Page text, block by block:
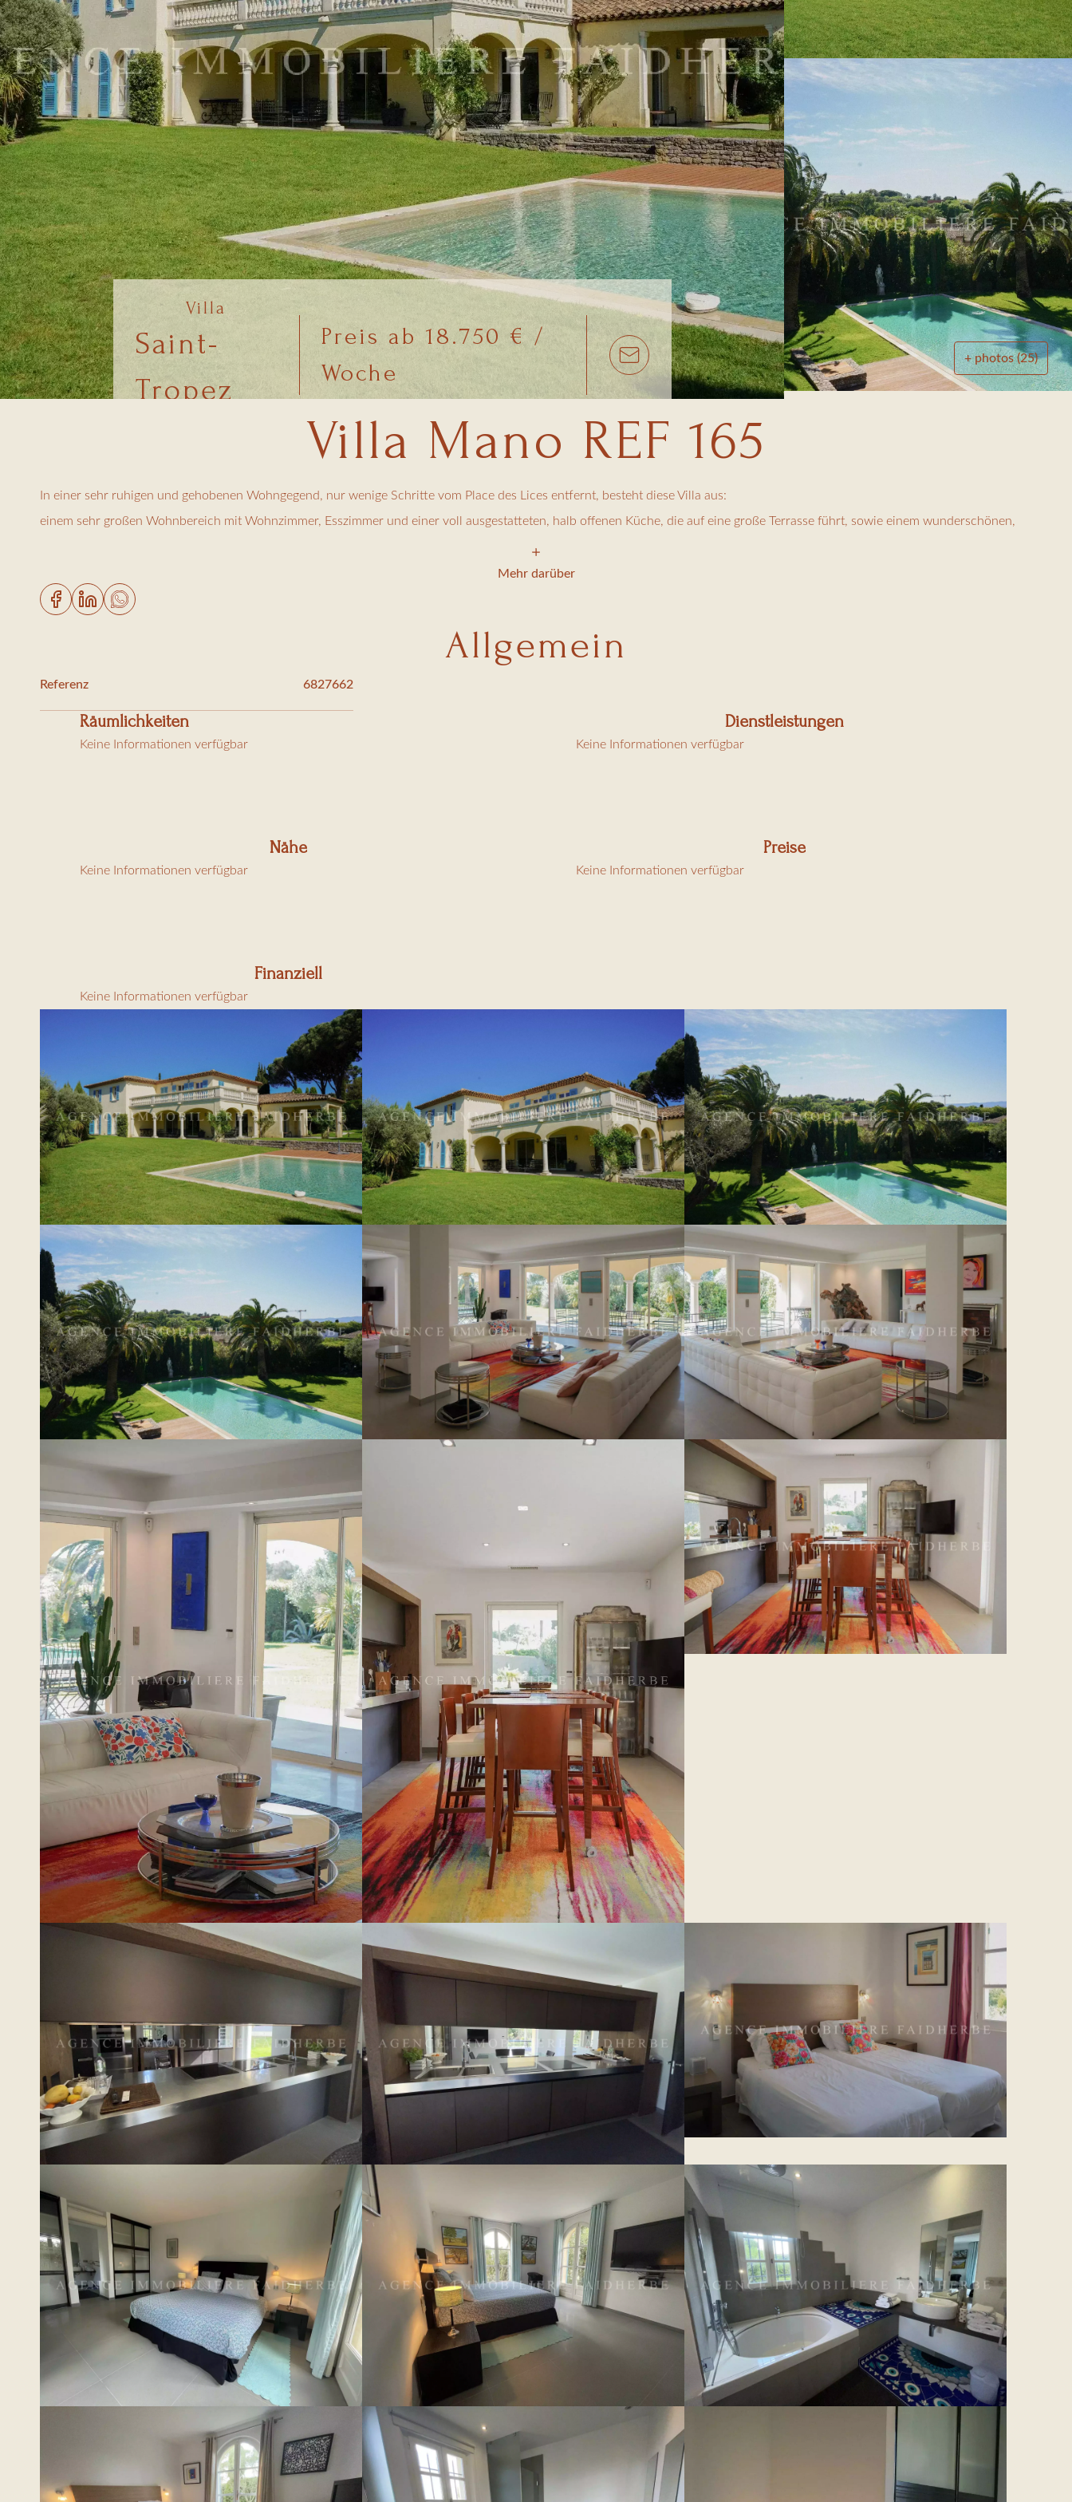
Villa
Saint-
Tropez
Preis ab 18.750 € /
Woche
+ photos (25)
Villa Mano REF 165
In einer sehr ruhigen und gehobenen Wohngegend, nur wenige Schritte vom Place des Lices entfernt, besteht diese Villa aus:
einem sehr großen Wohnbereich mit Wohnzimmer, Esszimmer und einer voll ausgestatteten, halb offenen Küche, die auf eine große Terrasse führt, sowie einem wunderschönen,
TS : 83119002218HT
Mehr darüber
Allgemein
Referenz 6827662
Räumlichkeiten
Keine Informationen verfügbar
Dienstleistungen
Keine Informationen verfügbar
Nähe
Keine Informationen verfügbar
Preise
Keine Informationen verfügbar
Finanziell
Keine Informationen verfügbar